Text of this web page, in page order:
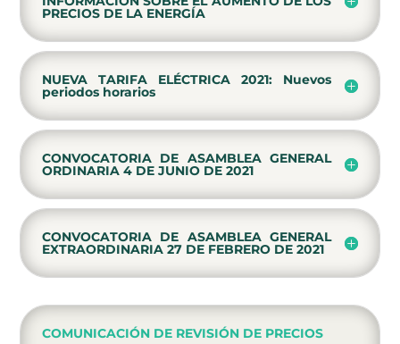
PRECIOS DE LA ENERGÍA
NUEVA TARIFA ELÉCTRICA 2021: Nuevos
periodos horarios
CONVOCATORIA DE ASAMBLEA GENERAL
ORDINARIA 4 DE JUNIO DE 2021
CONVOCATORIA DE ASAMBLEA GENERAL
EXTRAORDINARIA 27 DE FEBRERO DE 2021
COMUNICACIÓN DE REVISIÓN DE PRECIOS